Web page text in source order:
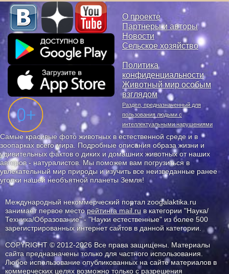
О проекте
Партнеры и авторы
Новости
Сельское хозяйство
Политика
конфиденциальности
Животный мир особым
взглядом
Раздел, предназначенный для
пользования людьми с
интеллектуальными нарушениями
Самые красивые фото животных в естественной среде и в
зоопарках всего мира. Подробные описания образа жизни и
удивительных фактов о диких и домашних животных от наших
авторов - натуралистов. Мы поможем вам погрузиться в
увлекательный мир природы и изучить все неизведанные ранее
уголки нашей необъятной планеты Земля!
Международный некоммерческий портал zoogalaktika.ru
занимает первое месторейтинга mail.ru в категории "Наука/
Техника/Образование" - "Науки естественные" из более 500
зарегистрированных интернет сайтов в данной категории.
COPYRIGHT © 2012-2026 Все права защищены. Материалы
сайта предназначены только для частного использования.
Любое использование опубликованных на сайте материалов в
коммерческих целях возможно только с разрешения